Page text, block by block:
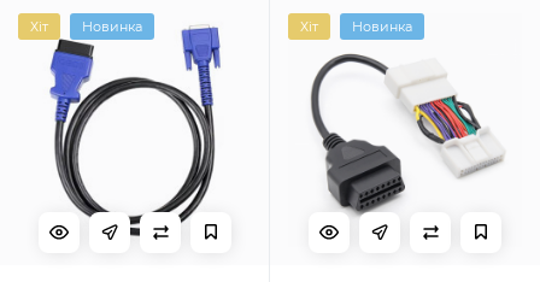
Хіт Новинка Хіт Новинка